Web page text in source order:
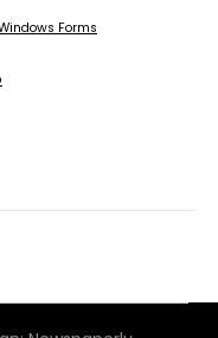
Forms